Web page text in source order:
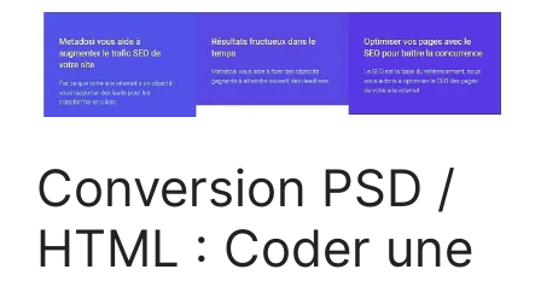
Conversion PSD /
HTML : Coder une